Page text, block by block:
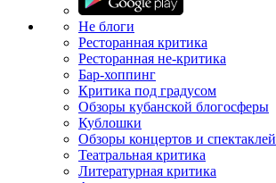
Не блоги
Ресторанная критика
Ресторанная не-критика
Бар-хоппинг
Критика под градусом
Обзоры кубанской блогосферы
Кублошки
Обзоры концертов и спектаклей
Театральная критика
Литературная критика